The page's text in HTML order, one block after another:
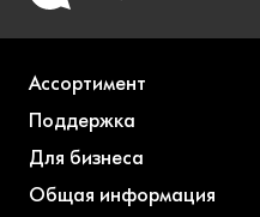
Ассортимент
Поддержка
Для бизнеса
Общая информация